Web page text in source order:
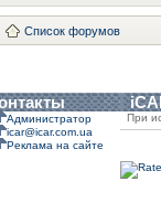
Список форумов
Администратор
icar@icar.com.ua
Реклама на сайте
При